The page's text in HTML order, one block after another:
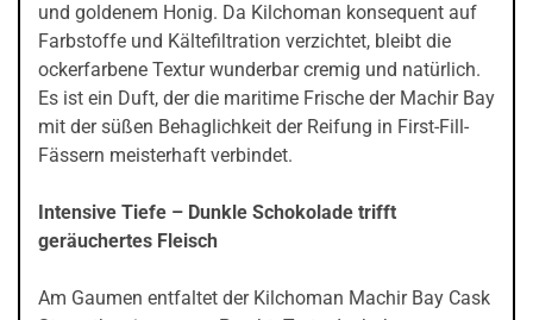
und goldenem Honig. Da Kilchoman konsequent auf
Farbstoffe und Kältefiltration verzichtet, bleibt die
ockerfarbene Textur wunderbar cremig und natürlich.
Es ist ein Duft, der die maritime Frische der Machir Bay
mit der süßen Behaglichkeit der Reifung in First-Fill-
Fässern meisterhaft verbindet.
Intensive Tiefe – Dunkle Schokolade trifft
geräuchertes Fleisch
Am Gaumen entfaltet der Kilchoman Machir Bay Cask